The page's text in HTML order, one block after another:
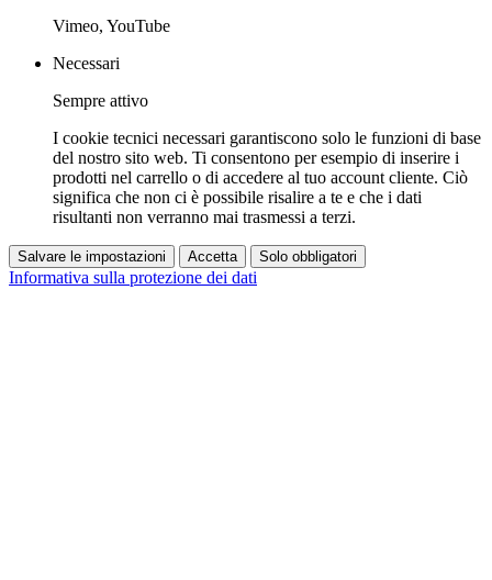
Vimeo, YouTube
Necessari
Sempre attivo
I cookie tecnici necessari garantiscono solo le funzioni di base
del nostro sito web. Ti consentono per esempio di inserire i
prodotti nel carrello o di accedere al tuo account cliente. Ciò
significa che non ci è possibile risalire a te e che i dati
risultanti non verranno mai trasmessi a terzi.
Salvare le impostazioni Accetta Solo obbligatori
Informativa sulla protezione dei dati